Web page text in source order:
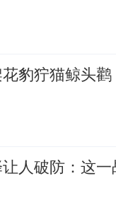
豹狞猫鲸头
人破防：这